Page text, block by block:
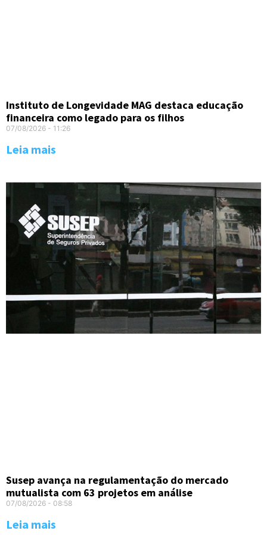
Instituto de Longevidade MAG destaca educação
financeira como legado para os filhos
07/08/2026 11:26
Leia mais
Susep avança na regulamentação do mercado
mutualista com 63 projetos em análise
07/08/2026 08:58
Leia mais